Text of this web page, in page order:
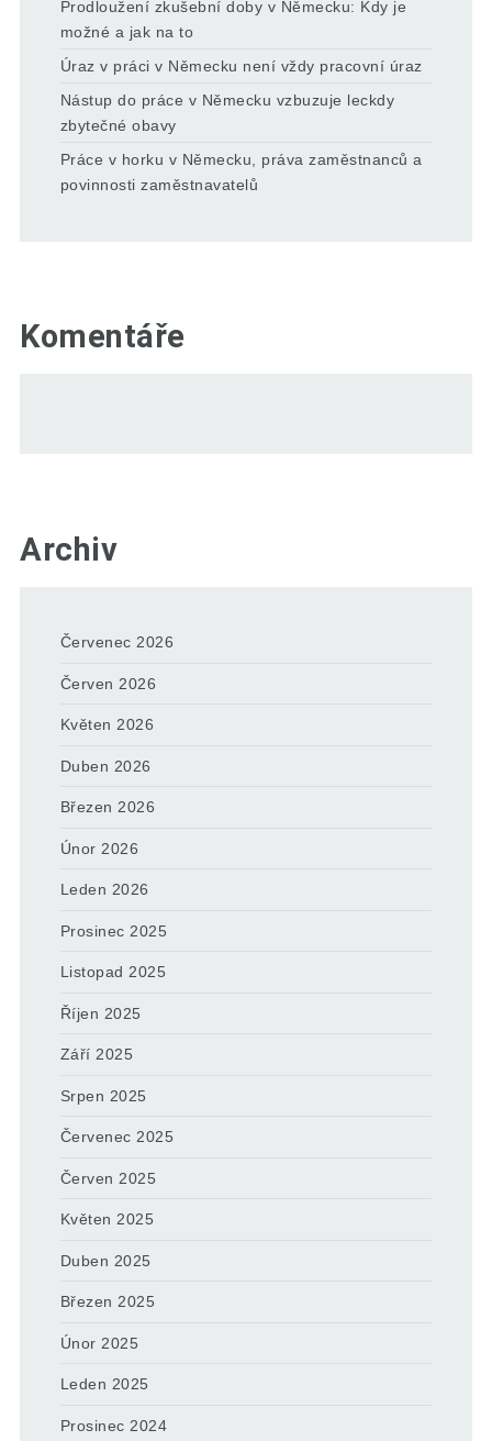
Prodloužení zkušební doby v Německu: Kdy je
možné a jak na to
Úraz v práci v Německu není vždy pracovní úraz
Nástup do práce v Německu vzbuzuje leckdy
zbytečné obavy
Práce v horku v Německu, práva zaměstnanců a
povinnosti zaměstnavatelů
Komentáře
Archiv
Červenec 2026
Červen 2026
Květen 2026
Duben 2026
Březen 2026
Únor 2026
Leden 2026
Prosinec 2025
Listopad 2025
Říjen 2025
Září 2025
Srpen 2025
Červenec 2025
Červen 2025
Květen 2025
Duben 2025
Březen 2025
Únor 2025
Leden 2025
Prosinec 2024